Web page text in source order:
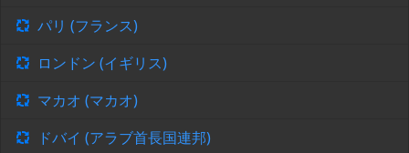
パリ (フランス)
ロンドン (イギリス)
マカオ (マカオ)
ドバイ (アラブ首長国連邦)